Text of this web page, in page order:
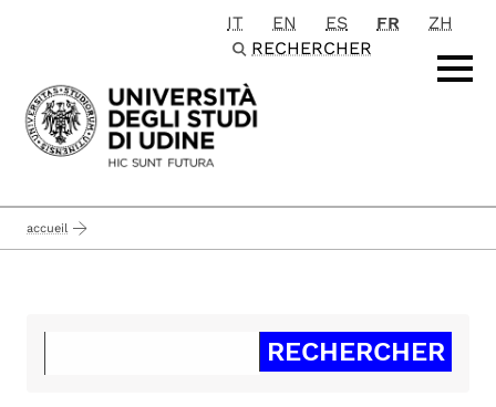
Passa al contenuto principale
IT EN ES FR
ZH
RECHERCHER
accueil